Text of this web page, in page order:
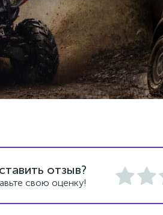
отзыв?
свою оценку!